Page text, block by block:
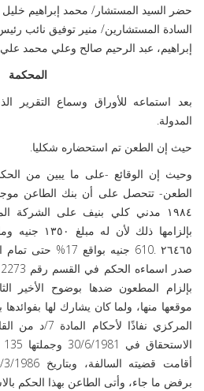
حضر السيد المستشار/ محمد إبراهيم
السادة المستشارين/ منير توفيق نائب
إبراهيم، عبد الرحيم صالح وعلي محمد
المحكمة
بعد استماعه للأوراق وسماع التقرير
المدولة.
حيث إن الطعن تم استحضاره شكليا.
وحيث إن الوقائع -على ما يبين من
١٩٨٤ مدني كلي بنيف على الشركة
بإلزامها
٢٦٤٦٥ .610 جنيه
بإلزام المطعون ضدها بوضوح الأخير